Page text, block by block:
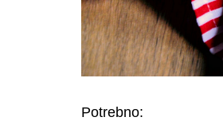
Potrebno: